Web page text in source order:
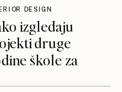
izgledaju
druge
škole za
DESIGN